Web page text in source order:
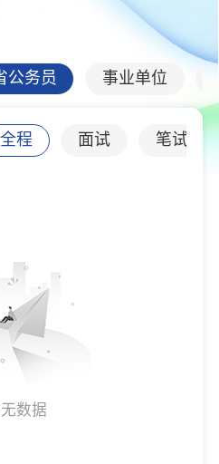
公务员 事业单位
全程 面试 笔试
数据